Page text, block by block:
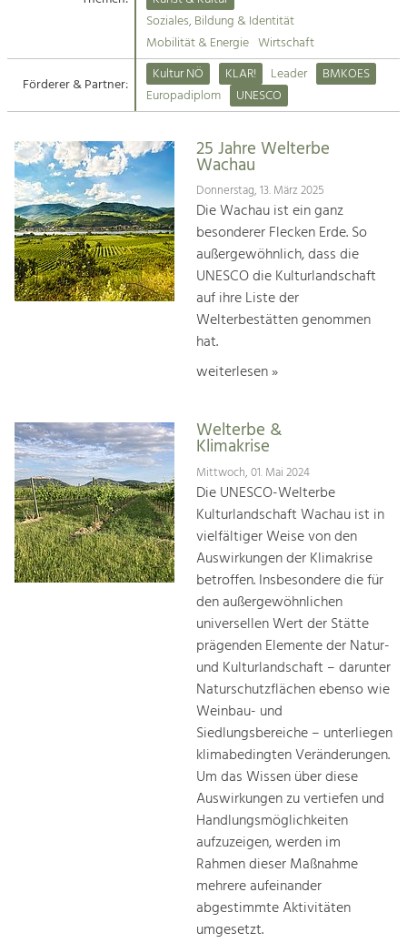
Suche
Impressum
Kontakt
Angebotsentwicklung und
Handwerk, Wissenschaft und Forschung.
Soziales, Bildung &
Identität
Gleichberechtigung, Jugend und
Integration
Mobilität & Energie
Klimawandel, öffentlicher Verkehr und
Steigerung regionaler Wertschöpfung
Soziales, Bildung & Identität
Mobilität & Energie Wirtschaft
Förderer & Partner:
Kultur NÖ KLAR! Leader
BMKOES
Europadiplom
UNESCO
25 Jahre Welterbe
Wachau
Donnerstag, 13. März 2025
Die Wachau ist ein ganz
besonderer Flecken Erde. So
außergewöhnlich, dass die
UNESCO die Kulturlandschaft
auf ihre Liste der
Welterbestätten genommen
hat.
weiterlesen »
Welterbe &
Klimakrise
Mittwoch, 01. Mai 2024
Die UNESCO-Welterbe
Kulturlandschaft Wachau ist in
vielfältiger Weise von den
Auswirkungen der Klimakrise
betroffen. Insbesondere die für
den außergewöhnlichen
universellen Wert der Stätte
prägenden Elemente der Natur-
und Kulturlandschaft – darunter
Naturschutzflächen ebenso wie
Weinbau- und
Siedlungsbereiche – unterliegen
klimabedingten Veränderungen.
Um das Wissen über diese
Auswirkungen zu vertiefen und
Handlungsmöglichkeiten
aufzuzeigen, werden im
Rahmen dieser Maßnahme
mehrere aufeinander
abgestimmte Aktivitäten
umgesetzt.